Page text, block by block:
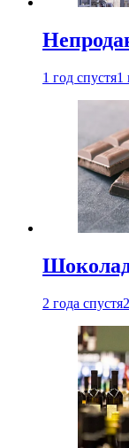
1 год спустя1
2 года спустя